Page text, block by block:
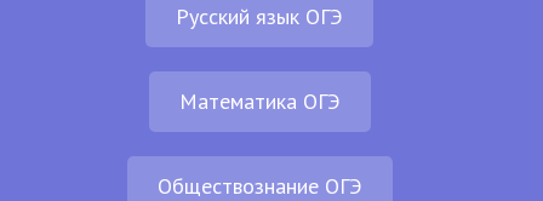
Русский язык ОГЭ
Математика ОГЭ
Обществознание ОГЭ